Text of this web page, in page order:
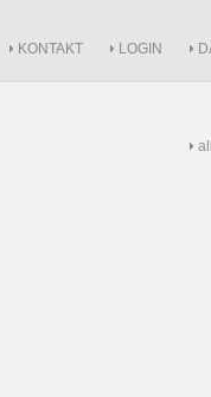
KONTAKT LOGIN